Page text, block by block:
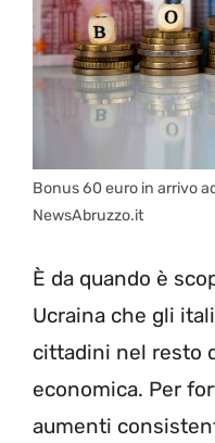
Bonus 60 euro in arrivo
NewsAbruzzo.it
È da quando è
Ucraina che gli
cittadini nel resto
economica. Per
aumenti